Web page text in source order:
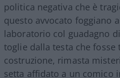
politica negativa che è
questo avvocato foggiano
laboratorio col guadagno
toglie dalla testa che
costruzione, rimasta
setta affidato a un comico